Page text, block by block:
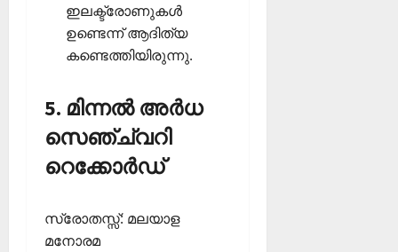
ഇലക്ട്രോണുകള്‍
ഉണ്ടെന്ന് ആദിത്യ
കണ്ടെത്തിയിരുന്നു.
5. മിന്നല്‍ അര്‍ധ
സെഞ്ച്വറി
റെക്കോര്‍ഡ്
സ്രോതസ്സ്: മലയാള
മനോരമ